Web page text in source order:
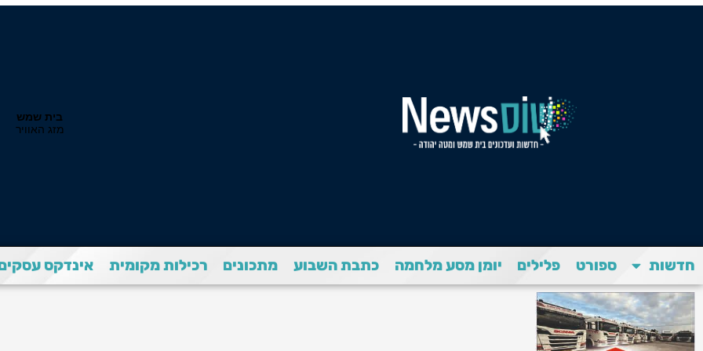
חדשות ספורט פלילים יומן מסע מלחמה כתבת השבוע מתכונים רכילות מקומית אינדקס